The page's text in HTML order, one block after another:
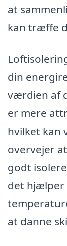
at
kan træffe
din
værdien af
er mere
hvilket kan
overvejer
godt
det hjælper
at danne